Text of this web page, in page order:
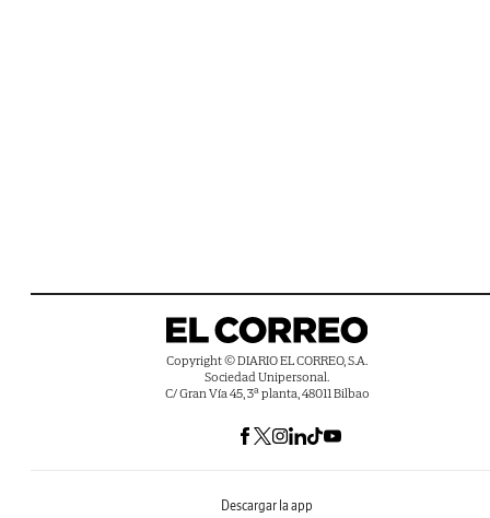
Copyright © DIARIO EL CORREO, S.A.
Sociedad Unipersonal.
C/ Gran Vía 45, 3ª planta, 48011 Bilbao
Descargar la app